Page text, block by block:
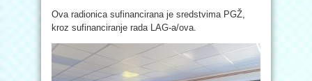
Ova radionica sufinancirana je sredstvima PGŽ,
kroz sufinanciranje rada LAG-a/ova.